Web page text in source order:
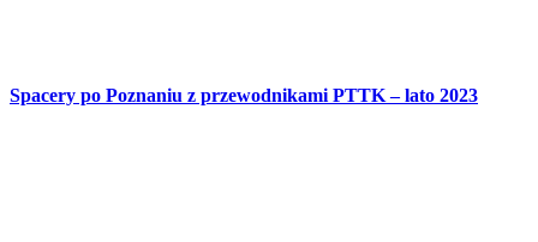
Spacery po Poznaniu z przewodnikami PTTK – lato 2023